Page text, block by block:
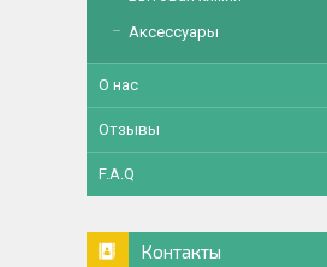
Аксессуары
О нас
Отзывы
F.A.Q
Контакты